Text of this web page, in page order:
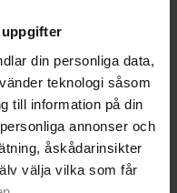
din personliga data,
teknologi såsom
till information på din
annonser och
åskådarinsikter
välja vilka som får